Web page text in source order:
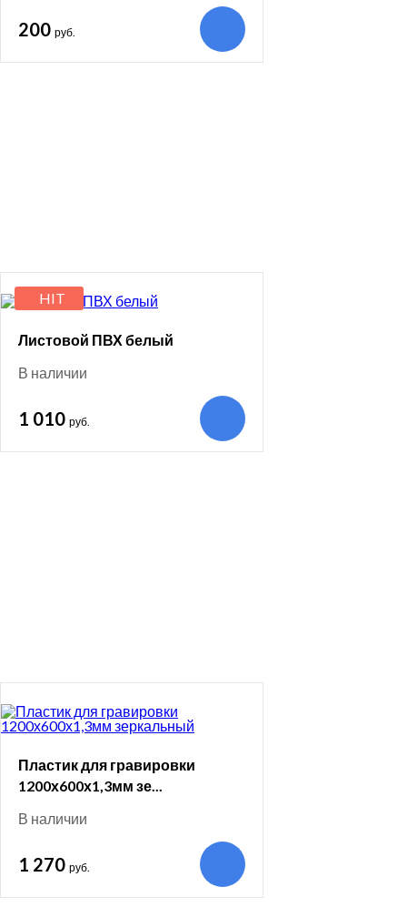
200 руб.
HIT
Листовой ПВХ белый
В наличии
1 010 руб.
Пластик для гравировки
1200х600х1,3мм зе...
В наличии
1 270 руб.